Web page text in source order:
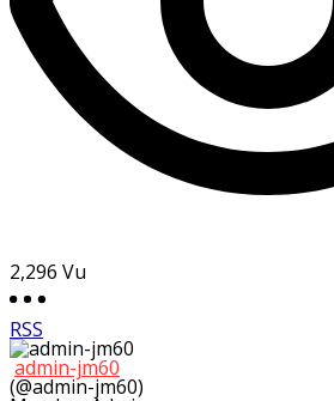
2,296 Vu
RSS
admin-jm60
(@admin-jm60)